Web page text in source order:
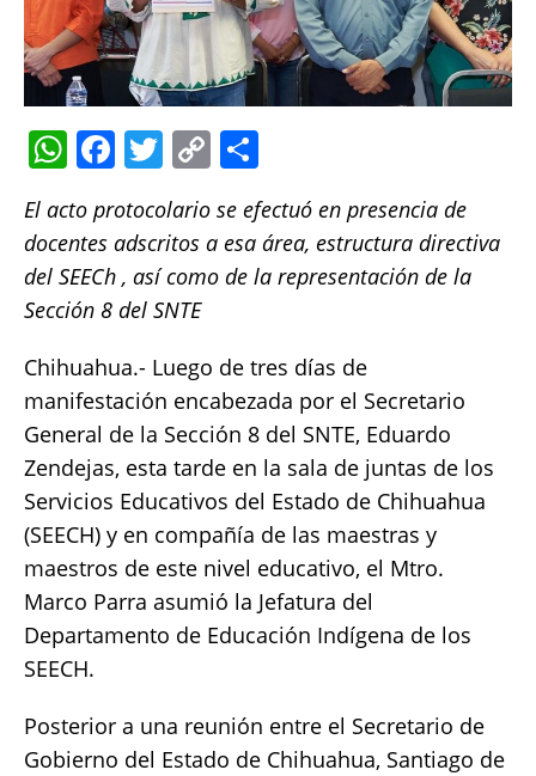
W
at
s
A
p
F
c
e
b
o
k
T
w
it
te
r
C
p
y
Li
k
h
a
re
El acto protocolario se efectuó en presencia de
docentes adscritos a esa área, estructura directiva
del SEECh , así como de la representación de la
Sección 8 del SNTE
Chihuahua.- Luego de tres días de
manifestación encabezada por el Secretario
General de la Sección 8 del SNTE, Eduardo
Zendejas, esta tarde en la sala de juntas de los
Servicios Educativos del Estado de Chihuahua
(SEECH) y en compañía de las maestras y
maestros de este nivel educativo, el Mtro.
Marco Parra asumió la Jefatura del
Departamento de Educación Indígena de los
SEECH.
Posterior a una reunión entre el Secretario de
Gobierno del Estado de Chihuahua, Santiago de